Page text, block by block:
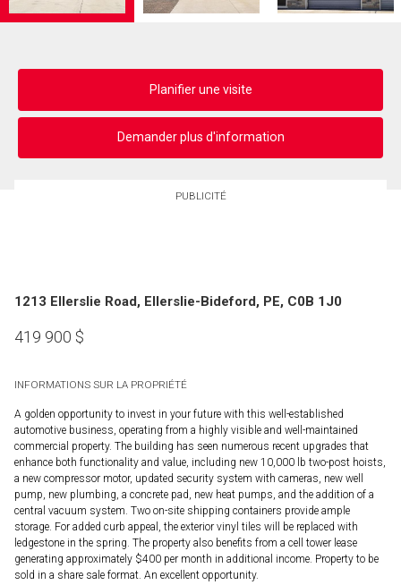
Planifier une visite
Demander plus d'information
PUBLICITÉ
1213 Ellerslie Road, Ellerslie-Bideford, PE, C0B 1J0
419 900 $
INFORMATIONS SUR LA PROPRIÉTÉ
A golden opportunity to invest in your future with this well-established
automotive business, operating from a highly visible and well-maintained
commercial property. The building has seen numerous recent upgrades that
enhance both functionality and value, including new 10,000 lb two-post hoists,
a new compressor motor, updated security system with cameras, new well
pump, new plumbing, a concrete pad, new heat pumps, and the addition of a
central vacuum system. Two on-site shipping containers provide ample
storage. For added curb appeal, the exterior vinyl tiles will be replaced with
ledgestone in the spring. The property also benefits from a cell tower lease
generating approximately $400 per month in additional income. Property to be
sold in a share sale format. An excellent opportunity.